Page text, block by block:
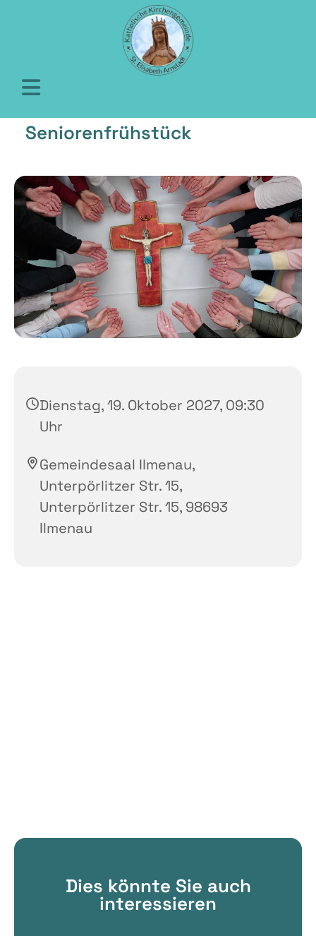
Seniorenfrühstück
Dienstag, 19. Oktober 2027, 09:30
Uhr
Gemeindesaal Ilmenau,
Unterpörlitzer Str. 15,
Unterpörlitzer Str. 15, 98693
Ilmenau
Dies könnte Sie auch
interessieren